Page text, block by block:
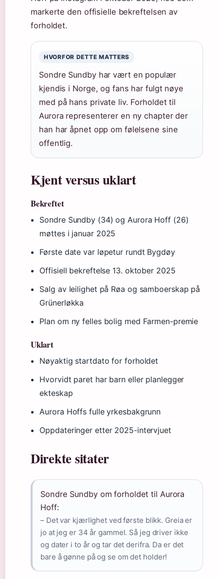
markerte den offisielle bekreftelsen av
forholdet.
HVORFOR DETTE MATTERS
Sondre Sundby har vært en populær
kjendis i Norge, og fans har fulgt nøye
med på hans private liv. Forholdet til
Aurora representerer en ny chapter der
han har åpnet opp om følelsene sine
offentlig.
Kjent versus uklart
Bekreftet
Sondre Sundby (34) og Aurora Hoff (26)
møttes i januar 2025
Første date var løpetur rundt Bygdøy
Offisiell bekreftelse 13. oktober 2025
Salg av leilighet på Røa og samboerskap på
Grünerløkka
Plan om ny felles bolig med Farmen-premie
Uklart
Nøyaktig startdato for forholdet
Hvorvidt paret har barn eller planlegger
ekteskap
Aurora Hoffs fulle yrkesbakgrunn
Oppdateringer etter 2025-intervjuet
Direkte sitater
Sondre Sundby om forholdet til Aurora
Hoff:
– Det var kjærlighet ved første blikk. Greia er
jo at jeg er 34 år gammel. Så jeg driver ikke
og dater i to år og tar det derifra. Da er det
bare å gønne på og se om det holder!